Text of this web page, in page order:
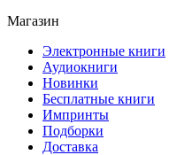
Магазин
Электронные книги
Аудиокниги
Новинки
Бесплатные книги
Импринты
Подборки
Доставка